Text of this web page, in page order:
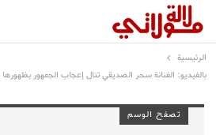
الرئيسية
بالفيديو: الفنانة سحر الصديقي تنال إعجاب الجمهور بظهورها
تصفح الوسم